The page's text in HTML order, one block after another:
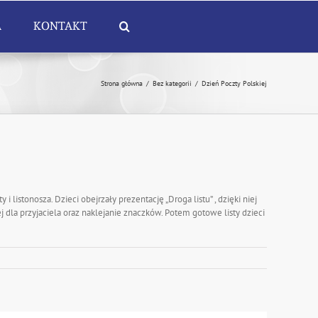
KONTAKT
Strona główna / Bez kategorii / Dzień Poczty Polskiej
listonosza. Dzieci obejrzały prezentację „Droga listu” , dzięki niej
przyjaciela oraz naklejanie znaczków. Potem gotowe listy dzieci